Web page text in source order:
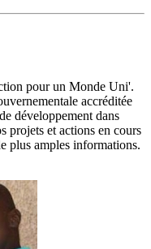
pour un Monde Uni'.
accréditée
développement dans
projets et actions en cours
plus amples informations.